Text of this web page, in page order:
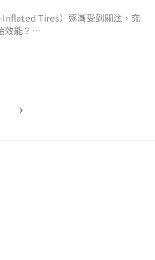
Tires）逐漸受到關注，究
效能？
的優勢與限制，讓您判斷是否適
的主要優勢✅ 1.1 維持胎壓更長時
頻繁補充胎壓的需求，對於長途駕